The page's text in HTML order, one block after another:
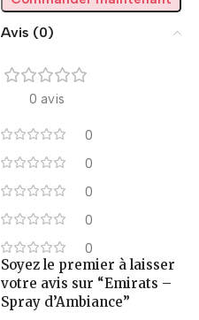
Avis (0)
0 avis
0
0
0
0
0
Soyez le premier à laisser
votre avis sur “Emirats –
Spray d’Ambiance”